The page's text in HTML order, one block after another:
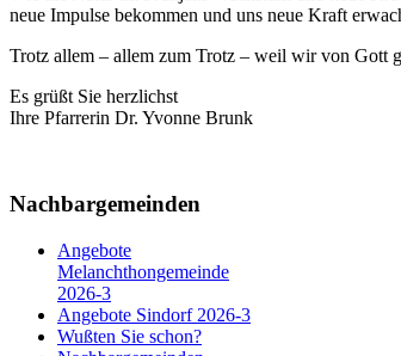
neue Impulse bekommen und uns neue Kraft
Trotz allem – allem zum Trotz – weil wir von Gott
Es grüßt Sie herzlichst
Ihre Pfarrerin Dr. Yvonne Brunk
Nachbargemeinden
Angebote
Melanchthongemeinde
2026-3
Angebote Sindorf 2026-3
Wußten Sie schon?